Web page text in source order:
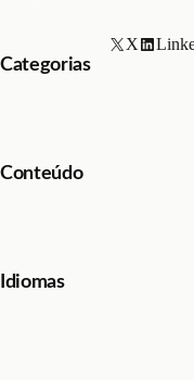
X
Categorias
Conteúdo
Idiomas